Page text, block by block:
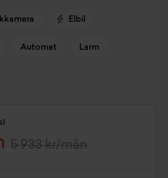
Elbil
Automat Larm
5 933 kr/mån